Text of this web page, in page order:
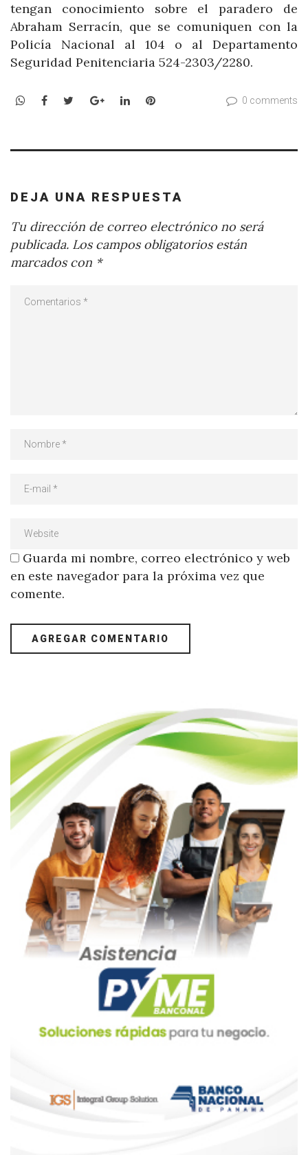
tengan conocimiento sobre el paradero de
Abraham Serracín, que se comuniquen con la
Policía Nacional al 104 o al Departamento
Seguridad Penitenciaria 524-2303/2280.
WhatsApp
Facebook
TwitterGoogle+LinkedInPinterest 0 comments
DEJA UNA RESPUESTA
Tu dirección de correo electrónico no será
publicada. Los campos obligatorios están
marcados con *
Guarda mi nombre, correo electrónico y web
en este navegador para la próxima vez que
comente.